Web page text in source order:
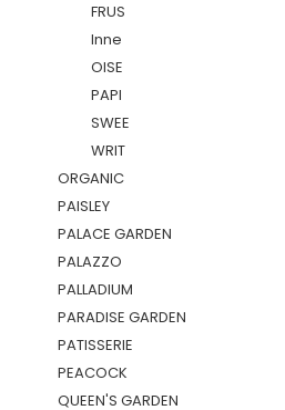
FRUS
Inne
OISE
PAPI
SWEE
WRIT
ORGANIC
PAISLEY
PALACE GARDEN
PALAZZO
PALLADIUM
PARADISE GARDEN
PATISSERIE
PEACOCK
QUEEN'S GARDEN